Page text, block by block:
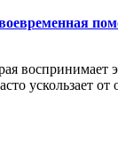
воспринимает
ускользает от